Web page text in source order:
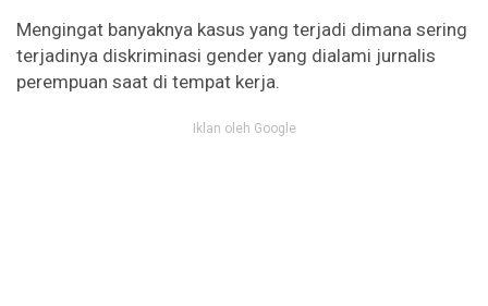
Mengingat banyaknya kasus yang terjadi dimana sering
terjadinya diskriminasi gender yang dialami jurnalis
perempuan saat di tempat kerja.
Iklan oleh Google